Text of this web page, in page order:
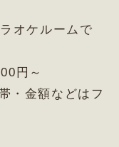
オケルームで
円～
・金額などはフ